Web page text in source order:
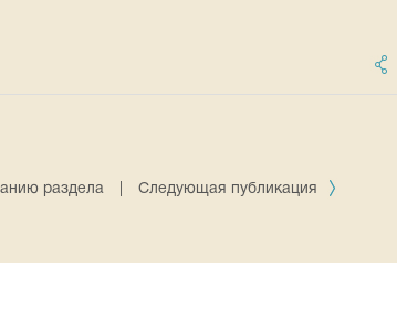
раздела Следующая публикация